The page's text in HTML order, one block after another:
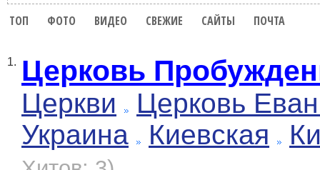
ТОП ФОТО ВИДЕО СВЕЖИЕ САЙТЫ ПОЧТА
1. Церковь
Церкви
Церковь
Украина
Киевская